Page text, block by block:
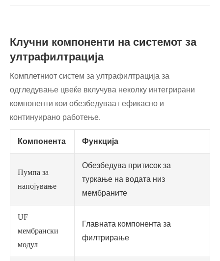
Клучни компоненти на системот за
ултрафилтрација
Комплетниот систем за ултрафилтрација за
одгледување цвеќе вклучува неколку интегрирани
компоненти кои обезбедуваат ефикасно и
континуирано работење.
Компонента Функција
Пумпа за
напојување
Обезбедува притисок за
туркање на водата низ
мембраните
UF
мембрански
модул
Главната компонента за
филтрирање